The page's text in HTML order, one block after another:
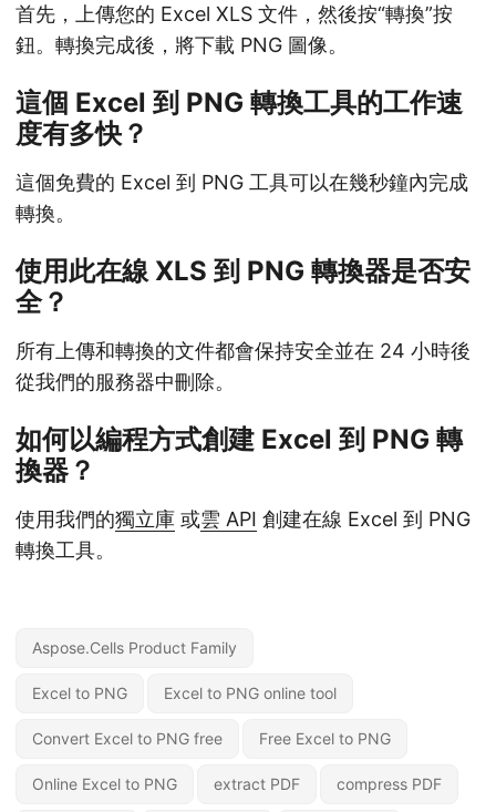
首先，上傳您的 Excel XLS 文件，然後按“轉換”按
鈕。轉換完成後，將下載 PNG 圖像。
這個 Excel 到 PNG 轉換工具的工作速
度有多快？
這個免費的 Excel 到 PNG 工具可以在幾秒鐘內完成
轉換。
使用此在線 XLS 到 PNG 轉換器是否安
全？
所有上傳和轉換的文件都會保持安全並在 24 小時後
從我們的服務器中刪除。
如何以編程方式創建 Excel 到 PNG 轉
換器？
使用我們的獨立庫 或雲 API 創建在線 Excel 到 PNG
轉換工具。
Aspose.Cells Product Family
Excel to PNG Excel to PNG online tool
Convert Excel to PNG free Free Excel to PNG
Online Excel to PNG extract PDF compress PDF